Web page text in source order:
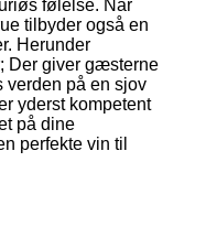
følelse. Når
tilbyder også en
Herunder
Der giver gæsterne
verden på en sjov
yderst kompetent
på dine
perfekte vin til